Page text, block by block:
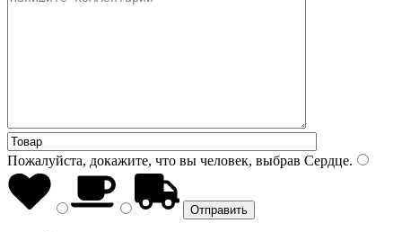
Пожалуйста, докажите, что вы человек, выбрав Сердце.